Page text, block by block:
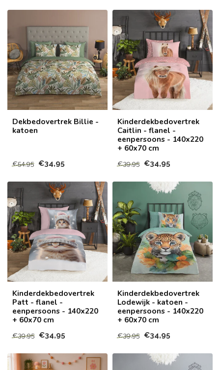
Dekbedovertrek Billie -
katoen
€54,95 €34,95
Kinderdekbedovertrek
Caitlin - flanel -
eenpersoons - 140x220
+ 60x70 cm
€39,95 €34,95
Kinderdekbedovertrek
Patt - flanel -
eenpersoons - 140x220
+ 60x70 cm
€39,95 €34,95
Kinderdekbedovertrek
Lodewijk - katoen -
eenpersoons - 140x220
+ 60x70 cm
€39,95 €34,95